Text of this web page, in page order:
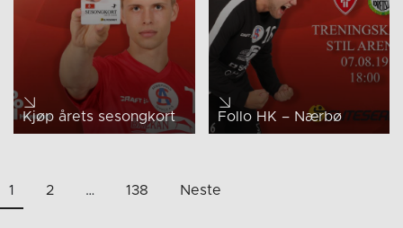
Kjøp årets sesongkort Follo HK – Nærbø
Sidepaginering
1 2 … 138 Neste